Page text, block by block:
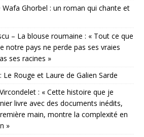
Wafa Ghorbel : un roman qui chante et
– La blouse roumaine : « Tout ce que
notre pays ne perde pas ses vraies
ses racines »
Le Rouge et Laure de Galien Sarde
: « Cette histoire que je
livre avec des documents inédits,
main, montre la complexité en
»